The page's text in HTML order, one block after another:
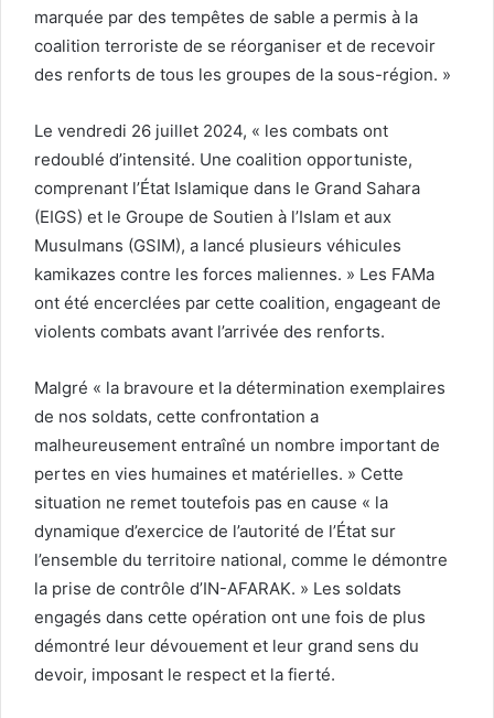
marquée par des tempêtes de sable a permis à la
coalition terroriste de se réorganiser et de recevoir
des renforts de tous les groupes de la sous-région. »
Le vendredi 26 juillet 2024, « les combats ont
redoublé d’intensité. Une coalition opportuniste,
comprenant l’État Islamique dans le Grand Sahara
(EIGS) et le Groupe de Soutien à l’Islam et aux
Musulmans (GSIM), a lancé plusieurs véhicules
kamikazes contre les forces maliennes. » Les FAMa
ont été encerclées par cette coalition, engageant de
violents combats avant l’arrivée des renforts.
Malgré « la bravoure et la détermination exemplaires
de nos soldats, cette confrontation a
malheureusement entraîné un nombre important de
pertes en vies humaines et matérielles. » Cette
situation ne remet toutefois pas en cause « la
dynamique d’exercice de l’autorité de l’État sur
l’ensemble du territoire national, comme le démontre
la prise de contrôle d’IN-AFARAK. » Les soldats
engagés dans cette opération ont une fois de plus
démontré leur dévouement et leur grand sens du
devoir, imposant le respect et la fierté.